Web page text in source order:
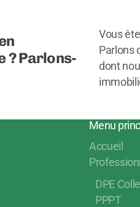
? Parlons-
Vous
Parlons
dont
Menu
Accueil
DPE
PPPT